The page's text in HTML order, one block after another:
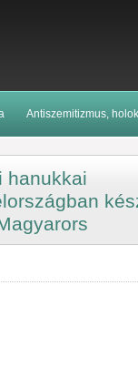
Antiszemitizmus,
hanukkai